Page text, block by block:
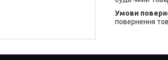
повернення